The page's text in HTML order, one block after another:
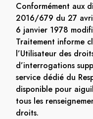
Conformément aux
2016/679 du 27
6 janvier 1978
Traitement informe
l’Utilisateur des
d’interrogations
service dédié du
disponible pour
tous les
droits.